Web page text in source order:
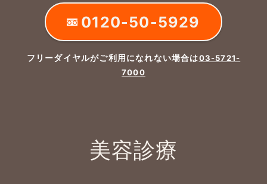
0120-50-5929
フリーダイヤルがご利用になれない場合は03-5721-
7000
美容診療